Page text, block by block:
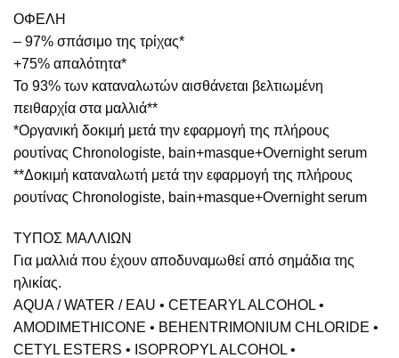
ΟΦΕΛΗ
– 97% σπάσιμο της τρίχας*
+75% απαλότητα*
Το 93% των καταναλωτών αισθάνεται βελτιωμένη
πειθαρχία στα μαλλιά**
*Οργανική δοκιμή μετά την εφαρμογή της πλήρους
ρουτίνας Chronologiste, bain+masque+Overnight serum
**Δοκιμή καταναλωτή μετά την εφαρμογή της πλήρους
ρουτίνας Chronologiste, bain+masque+Overnight serum
ΤΥΠΟΣ ΜΑΛΛΙΩΝ
Για μαλλιά που έχουν αποδυναμωθεί από σημάδια της
ηλικίας.
AQUA / WATER / EAU • CETEARYL ALCOHOL •
AMODIMETHICONE • BEHENTRIMONIUM CHLORIDE •
CETYL ESTERS • ISOPROPYL ALCOHOL •